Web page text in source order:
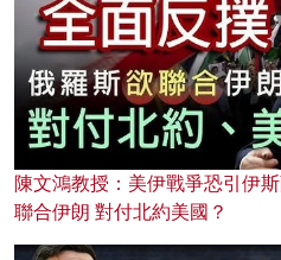
陳文鴻教授：美伊戰爭恐引伊
聯合伊朗 對付北約美國？